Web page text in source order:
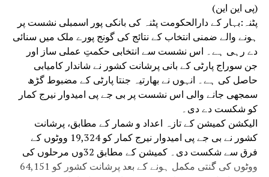
(پی این این)
پٹنہ:بہار کے دارالحکومت پٹنہ کی بانکی پور اسمبلی نشست پر
ہونے والے ضمنی انتخاب کے نتائج کی گونج پورے ملک میں سنائی
دے رہی ہے۔ اس نشست سے انتخابی حکمتِ عملی ساز اور
جن سوراج پارٹی کے بانی پرشانت کشور نے شاندار کامیابی
حاصل کی ہے۔ انہوں نے بھارتیہ جنتا پارٹی کے مضبوط گڑھ
سمجھی جانے والی اس نشست پر بی جے پی امیدوار نیرج کمار
کو شکست دے دی۔
الیکشن کمیشن کے تازہ اعداد و شمار کے مطابق، پرشانت
کشور نے بی جے پی امیدوار نیرج کمار کو 19,324 ووٹوں کے
فرق سے شکست دی۔ کمیشن کے مطابق 32وں مرحلوں کی
ووٹوں کی گنتی مکمل ہونے کے بعد پرشانت کشور کو 64,151